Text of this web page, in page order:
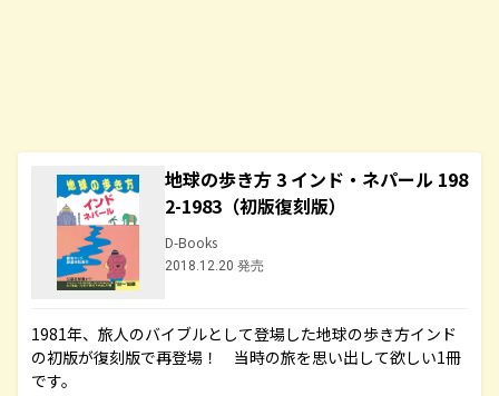
地球の歩き方 3 インド・ネパール 198
2-1983（初版復刻版）
D-Books
2018.12.20 発売
1981年、旅人のバイブルとして登場した地球の歩き方インド
の初版が復刻版で再登場！ 当時の旅を思い出して欲しい1冊
です。